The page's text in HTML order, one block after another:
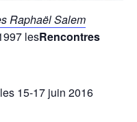
Raphaël Salem
lesRencontres
15-17 juin 2016